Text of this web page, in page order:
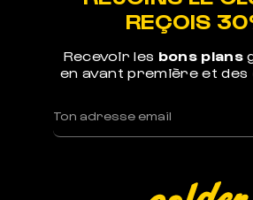
REÇOIS
Recevoir les bons plans
en avant première et des